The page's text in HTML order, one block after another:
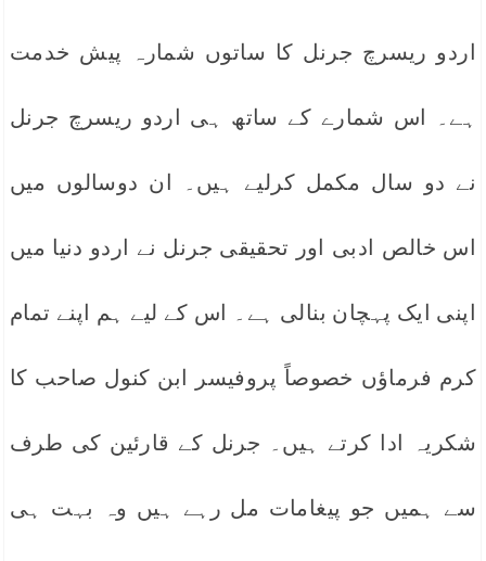
اردو ریسرچ جرنل کا ساتوں شمارہ پیش خدمت
ہے۔ اس شمارے کے ساتھ ہی اردو ریسرچ جرنل
نے دو سال مکمل کرلیے ہیں۔ ان دوسالوں میں
اس خالص ادبی اور تحقیقی جرنل نے اردو دنیا میں
اپنی ایک پہچان بنالی ہے۔ اس کے لیے ہم اپنے تمام
کرم فرماؤں خصوصاً پروفیسر ابن کنول صاحب کا
شکریہ ادا کرتے ہیں۔ جرنل کے قارئین کی طرف
سے ہمیں جو پیغامات مل رہے ہیں وہ بہت ہی